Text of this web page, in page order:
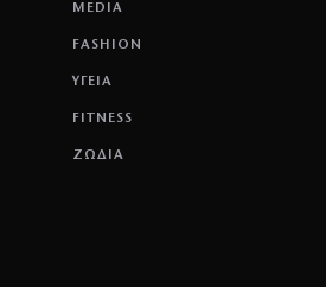
MEDIA
FASHION
ΥΓΕΙΑ
FITNESS
ΖΩΔΙΑ